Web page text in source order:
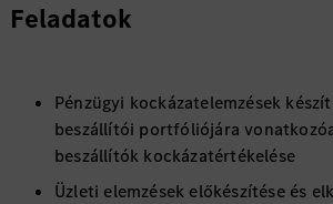
Feladatok
Pénzügyi kockázatelemzések
beszállítói portfóliójára
beszállítók kockázatértékelése
Üzleti elemzések előkészítése és